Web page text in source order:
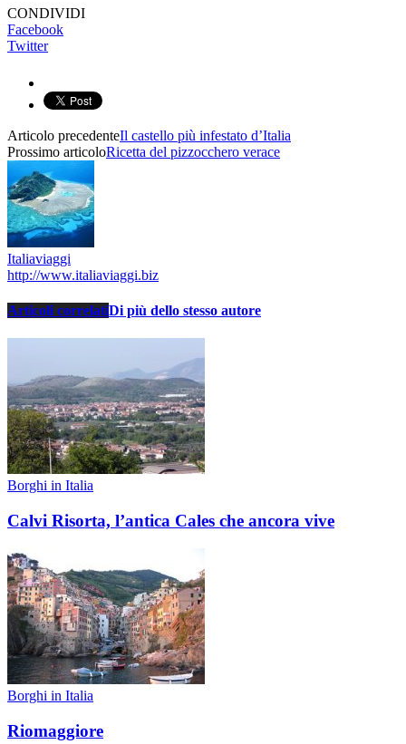
CONDIVIDI
Facebook
Twitter
Articolo precedenteIl castello più infestato d’Italia
Prossimo articoloRicetta del pizzocchero verace
Italiaviaggi
http://www.italiaviaggi.biz
Articoli correlatiDi più dello stesso autore
Borghi in Italia
Calvi Risorta, l’antica Cales che ancora vive
Borghi in Italia
Riomaggiore